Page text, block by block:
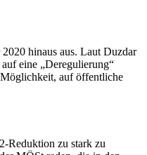
hinaus aus. Laut Duzdar
eine „Deregulierung“
auf öffentliche
Reduktion zu stark zu